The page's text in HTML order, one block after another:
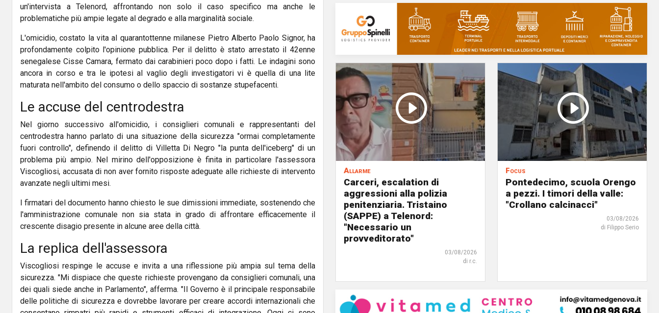
un'intervista a Telenord, affrontando non solo il caso specifico ma anche le
problematiche più ampie legate al degrado e alla marginalità sociale.
L'omicidio, costato la vita al quarantottenne milanese Pietro Alberto Paolo Signor, ha
profondamente colpito l'opinione pubblica. Per il delitto è stato arrestato il 42enne
senegalese Cisse Camara, fermato dai carabinieri poco dopo i fatti. Le indagini sono
ancora in corso e tra le ipotesi al vaglio degli investigatori vi è quella di una lite
maturata nell'ambito del consumo o dello spaccio di sostanze stupefacenti.
Le accuse del centrodestra
Nel giorno successivo all'omicidio, i consiglieri comunali e rappresentanti del
centrodestra hanno parlato di una situazione della sicurezza "ormai completamente
fuori controllo", definendo il delitto di Villetta Di Negro "la punta dell'iceberg" di un
problema più ampio. Nel mirino dell'opposizione è finita in particolare l'assessora
Viscogliosi, accusata di non aver fornito risposte adeguate alle richieste di intervento
avanzate negli ultimi mesi.
I firmatari del documento hanno chiesto le sue dimissioni immediate, sostenendo che
l'amministrazione comunale non sia stata in grado di affrontare efficacemente il
crescente disagio presente in alcune aree della città.
La replica dell'assessora
Viscogliosi respinge le accuse e invita a una riflessione più ampia sul tema della
sicurezza. "Mi dispiace che queste richieste provengano da consiglieri comunali, una
dei quali siede anche in Parlamento", afferma. "Il Governo è il principale responsabile
delle politiche di sicurezza e dovrebbe lavorare per creare accordi internazionali che
Allarme
Carceri, escalation di
aggressioni alla polizia
penitenziaria. Tristaino
(SAPPE) a Telenord:
"Necessario un
provveditorato"
03/08/2026
di r.c.
Focus
Pontedecimo, scuola Orengo
a pezzi. I timori della valle:
"Crollano calcinacci"
03/08/2026
di Filippo Serio